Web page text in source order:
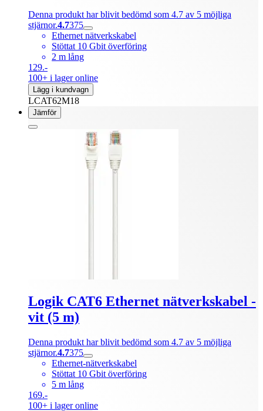
Denna produkt har blivit bedömd som 4.7 av 5 möjliga
stjärnor.4.7375
Ethernet nätverkskabel
Stöttat 10 Gbit överföring
2 m lång
129.-
100+ i lager online
Lägg i kundvagn
LCAT62M18
Jämför
Logik CAT6 Ethernet nätverkskabel -
vit (5 m)
Denna produkt har blivit bedömd som 4.7 av 5 möjliga
stjärnor.4.7375
Ethernet-nätverkskabel
Stöttat 10 Gbit överföring
5 m lång
169.-
100+ i lager online